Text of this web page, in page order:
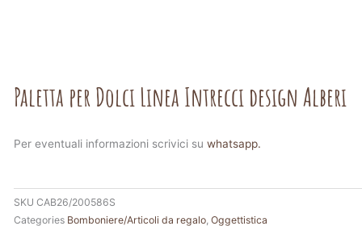
Paletta per Dolci Linea Intrecci design Alberi
Per eventuali informazioni scrivici su whatsapp.
SKU CAB26/200586S
Categories Bomboniere/Articoli da regalo Oggettistica